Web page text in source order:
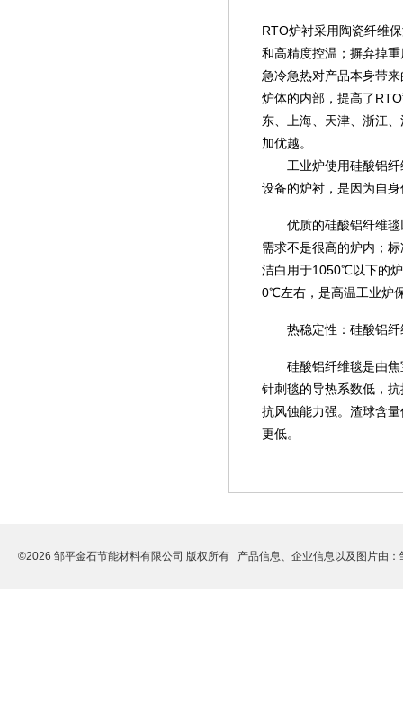
RTO炉衬采用陶瓷纤维
和高精度控温；摒弃掉
急冷急热对产品本身带
炉体的内部，提高了
东、上海、天津、浙江
加优越。
工业炉使用硅酸铝
设备的炉衬，是因为自
优质的硅酸铝纤维
需求不是很高的炉内；
洁白用于1050℃以下的
0℃左右，是高温工业炉
热稳定性：硅酸铝
硅酸铝纤维毯是由
针刺毯的导热系数低，
抗风蚀能力强。渣球含
更低。
©2026 邹平金石节能材料有限公司 版权所有 产品信息、企业信息以及图片由